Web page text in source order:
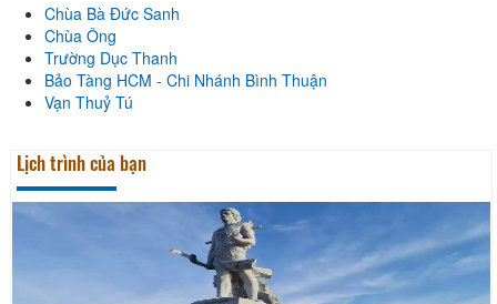
Chùa Bà Đức Sanh
Chùa Ông
Trường Dục Thanh
Bảo Tàng HCM - Chi Nhánh Bình Thuận
Vạn Thuỷ Tú
Lịch trình của bạn